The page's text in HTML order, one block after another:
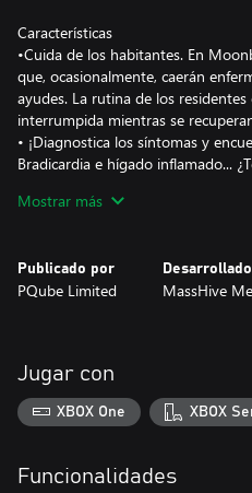
Características
•Cuida de los habitantes. En
que, ocasionalmente, caerán
ayudes. La rutina de los
interrumpida mientras se
• ¡Diagnostica los síntomas y
Bradicardia e hígado inflamado...
pulmones. ¡Este paciente ha
decidido la poción, la pomada o el
ingredientes con tus herramientas.
hoz para desbloquear nuevos
posible que te veas en medio de
o incluso un calor abrasador en el
• Enfréntate a monstruos terribles
veces no podrás reunir materiales
armas para conseguir los
Mostrar más
Publicado por
PQube Limited MassHive
Jugar con
XBOX One XBOX
Funcionalidades